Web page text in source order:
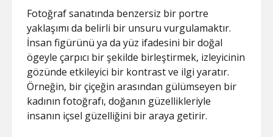
Fotoğraf sanatında benzersiz bir portre
yaklaşımı da belirli bir unsuru vurgulamaktır.
İnsan figürünü ya da yüz ifadesini bir doğal
ögeyle çarpıcı bir şekilde birleştirmek, izleyicinin
gözünde etkileyici bir kontrast ve ilgi yaratır.
Örneğin, bir çiçeğin arasından gülümseyen bir
kadının fotoğrafı, doğanın güzellikleriyle
insanın içsel güzelliğini bir araya getirir.